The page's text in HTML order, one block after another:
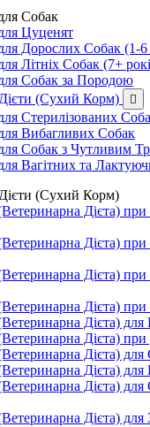
Собак
Цуценят
Дорослих Собак (1-6
Літніх Собак (7+
Собак за Породою
(Сухий Корм)

Стерилізованих
Вибагливих Собак
Собак з Чутливим
Вагітних та
(Сухий Корм)
Дієта)
Дієта)
Дієта)
Дієта) при
Дієта)
Дієта) при
Дієта) для
Дієта) для
Дієта) для
Дієта)